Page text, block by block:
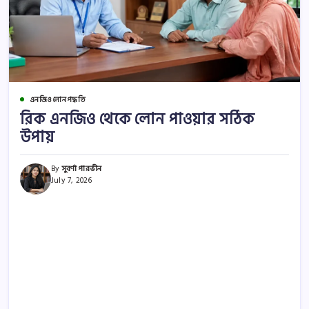
এনজিও লোন পদ্ধতি
রিক এনজিও থেকে লোন পাওয়ার সঠিক
উপায়
Byসুবর্ণা পারভীন
July 7, 2026